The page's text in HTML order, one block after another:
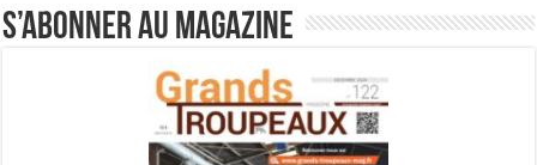
S’abonner au magazine